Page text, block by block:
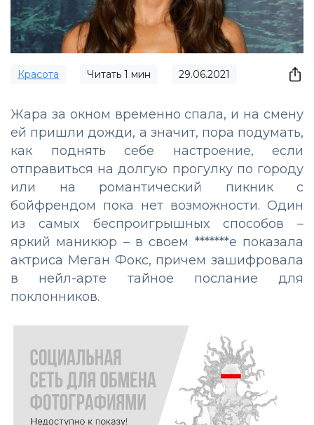
Красота Читать 1 мин 29.06.2021
Жара за окном временно спала, и на смену
ей пришли дожди, а значит, пора подумать,
как поднять себе настроение, если
отправиться на долгую прогулку по городу
или на романтический пикник с
бойфрендом пока нет возможности. Один
из самых беспроигрышных способов –
яркий маникюр – в своем *******е показала
актриса Меган Фокс, причем зашифровала
в нейл-арте тайное послание для
поклонников.